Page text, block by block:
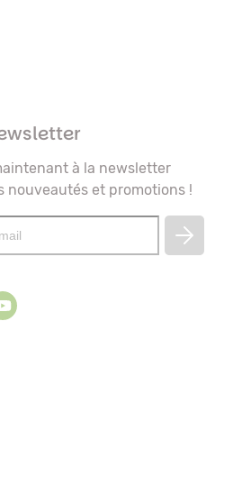
à la newsletter
nouveautés et promotions !